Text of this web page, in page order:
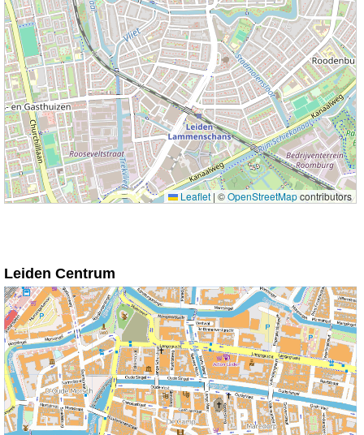
Leaflet | ©OpenStreetMapcontributors
Leiden Centrum